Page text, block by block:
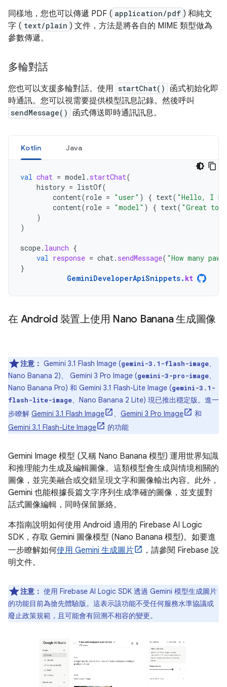
同樣地，您也可以傳遞 PDF ( application/pdf ) 和純文
字 ( text/plain ) 文件，方法是將各自的 MIME 類型做為
參數傳遞。
多輪對話
您也可以支援多輪對話。使用 startChat()
函式初始化即
時通訊。您可以視需要提供模型訊息記錄。然後呼叫
sendMessage() 函式傳送即時通訊訊息。
Kotlin Java
val chat = model . startChat(
history = listOf(
content(role = "user" ) { text( "Hello, I
content(role = "model" ) { text( "Great to
)
)
scope. launch {
val response = chat . sendMessage( "How many
}
GeminiDeveloperApiSnippets. kt
在 Android 裝置上使用 Nano Banana 生成圖像
注意： Gemini 3.1 Flash Image (gemini-3.1-flash-image、
Nano Banana 2)、 Gemini 3 Pro Image (gemini-3-pro-image、
Nano Banana Pro) 和 Gemini 3.1 Flash-Lite Image (gemini-3.1-
flash-lite-image、Nano Banana 2 Lite) 現已推出穩定版。進一
步瞭解 Gemini 3.1 Flash Image 、 Gemini 3 Pro Image
和
Gemini 3.1 Flash-Lite Image
的功能
Gemini Image 模型 (又稱 Nano Banana 模型) 運用世界知識
和推理能力生成及編輯圖像。這類模型會生成與情境相關的
圖像，並完美融合或交錯呈現文字和圖像輸出內容。此外，
Gemini 也能根據長篇文字序列生成準確的圖像，並支援對
話式圖像編輯，同時保留脈絡。
本指南說明如何使用 Android 適用的 Firebase AI Logic
SDK，存取 Gemini 圖像模型 (Nano Banana 模型)。如要進
一步瞭解如何使用 Gemini 生成圖片
，請參閱 Firebase 說
明文件。
注意： 使用 Firebase AI Logic SDK 透過 Gemini 模型生成圖片
的功能目前為搶先體驗版。這表示該功能不受任何服務水準協議或
廢止政策規範，且可能會有回溯不相容的變更。